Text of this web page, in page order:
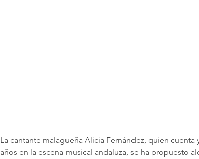
La cantante malagueña Alicia Fernández, quien cuenta
años en la escena musical andaluza, se ha propuesto